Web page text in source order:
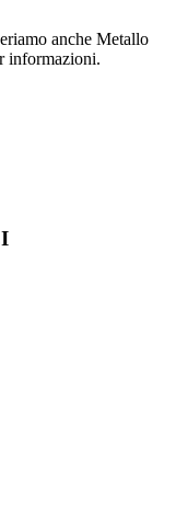
anche Metallo
informazioni.